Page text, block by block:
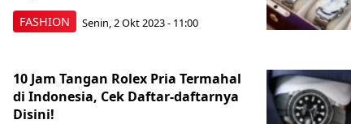
FASHION Senin, 2 Okt 2023 - 11:00
10 Jam Tangan Rolex Pria Termahal
di Indonesia, Cek Daftar-daftarnya
Disini!